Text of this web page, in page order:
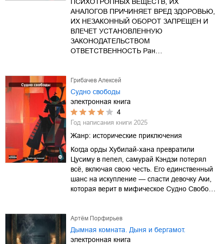
АНАЛОГОВ ПРИЧИНЯЕТ ВРЕД ЗДОРОВЬЮ,
ИХ НЕЗАКОННЫЙ ОБОРОТ ЗАПРЕЩЕН И
ВЛЕЧЕТ УСТАНОВЛЕННУЮ
ЗАКОНОДАТЕЛЬСТВОМ
ОТВЕТСТВЕННОСТЬ Ран…
Грибачев Алексей
Судно свободы
электронная книга
4
Год написания книги 2025
Жанр: исторические приключения
Когда орды Хубилай-хана превратили
Цусиму в пепел, самурай Кэндзи потерял
всё, включая свою честь. Его единственный
шанс на искупление — спасти девочку Аки,
которая верит в мифическое Судно Свобо…
Артём Порфирьев
Дымная комната. Дыня и бергамот.
электронная книга